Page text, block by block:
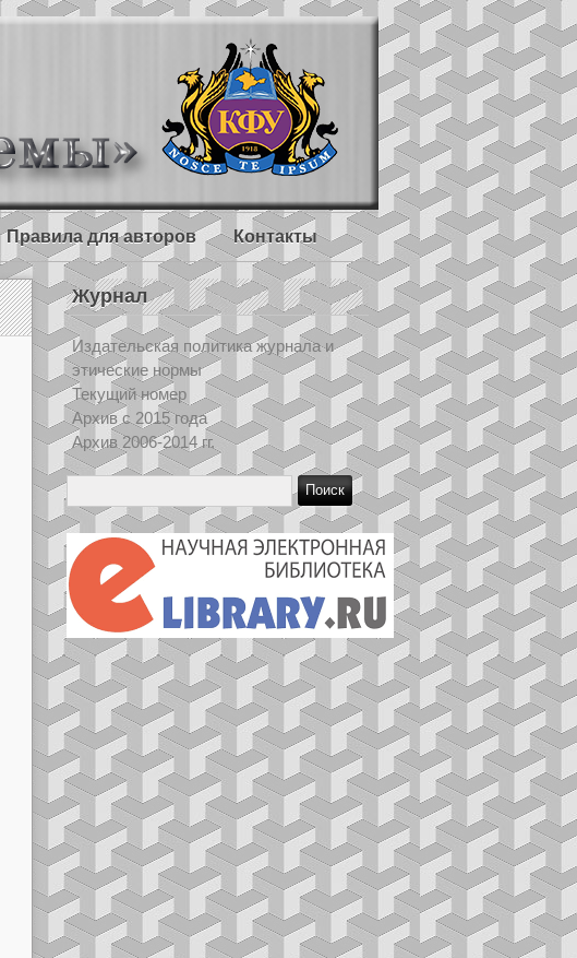
Правила для авторов Контакты
Журнал
Издательская политика журнала и
этические нормы
Текущий номер
Архив с 2015 года
Архив 2006-2014 гг.